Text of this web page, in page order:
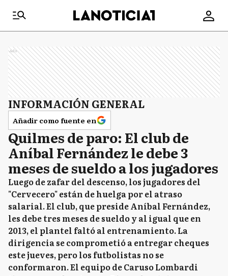
Ads
INFORMACIÓN GENERAL
Añadir como fuente en
Quilmes de paro: El club de
Aníbal Fernández le debe 3
meses de sueldo a los jugadores
Luego de zafar del descenso, los jugadores del
"Cervecero" están de huelga por el atraso
salarial. El club, que preside Aníbal Fernández,
les debe tres meses de sueldo y al igual que en
2013, el plantel faltó al entrenamiento. La
dirigencia se comprometió a entregar cheques
este jueves, pero los futbolistas no se
conformaron. El equipo de Caruso Lombardi